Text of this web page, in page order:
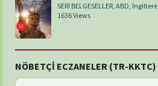
SERİ BELGESELLER ABD İngiltere
1636 Views
NÖBETÇİ ECZANELER (TR-KKTC)